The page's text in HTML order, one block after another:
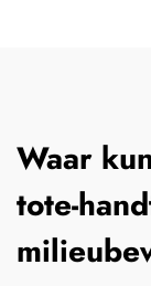
Waar
tote-